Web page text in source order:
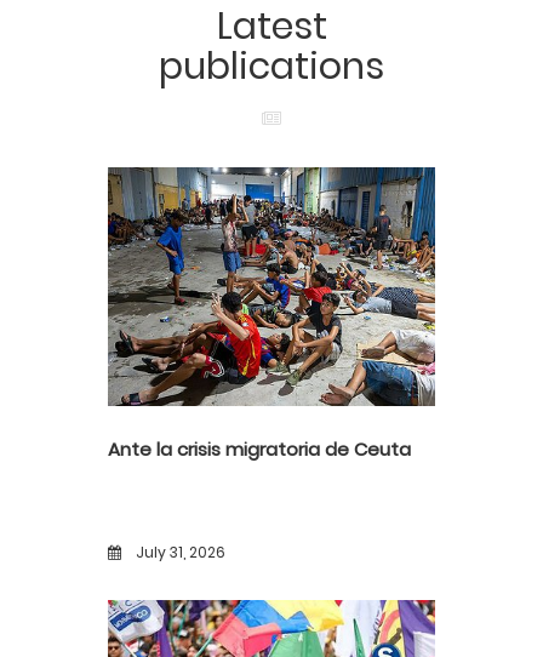
Latest
publications
Ante la crisis migratoria de Ceuta
July 31, 2026